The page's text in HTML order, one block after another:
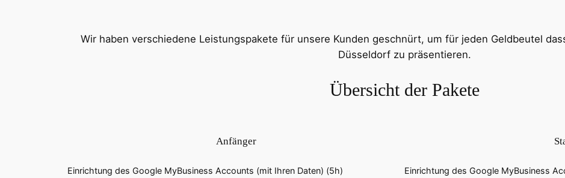
Wir haben verschiedene Leistungspakete für unsere Kunden geschnürt, um für jeden Geldbeutel
Düsseldorf zu präsentieren.
Übersicht der Pakete
Anfänger
Einrichtung des Google MyBusiness Accounts (mit Ihren Daten) (5h)
Einrichtung des Google MyBusiness